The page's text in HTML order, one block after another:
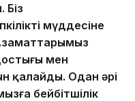
мүддесіне
мен
қалайды. Одан әрі
бейбітшілік